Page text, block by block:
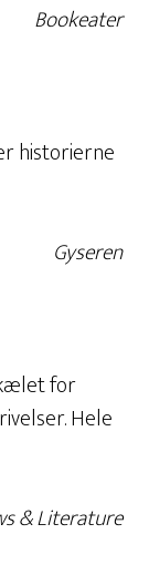
Bookeater
historierne
Gyseren
for
Hele
& Literature